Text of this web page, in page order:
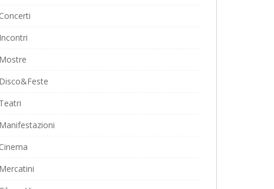
Concerti
Incontri
Mostre
Disco&Feste
Teatri
Manifestazioni
Cinema
Mercatini